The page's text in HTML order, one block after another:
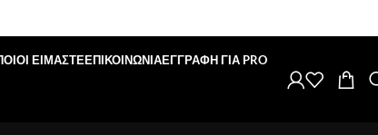
ΕΙΜΑΣΤΕΕΠΙΚΟΙΝΩΝΙΑΕΓΓΡΑΦΗ ΓΙΑ PRO